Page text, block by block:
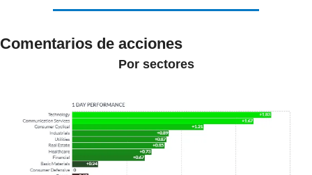
Comentarios de acciones
Por sectores